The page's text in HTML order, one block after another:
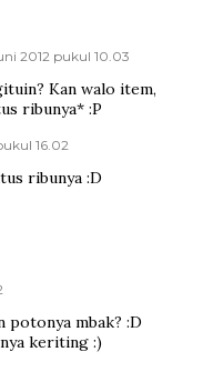
2012 pukul 10.03
Kan walo item,
ribunya* :P
16.02
ribunya :D
potonya mbak? :D
keriting :)